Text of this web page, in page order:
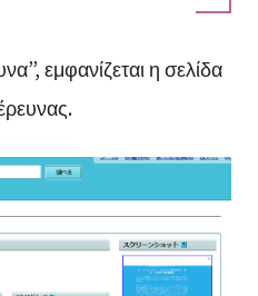
εμφανίζεται η σελίδα